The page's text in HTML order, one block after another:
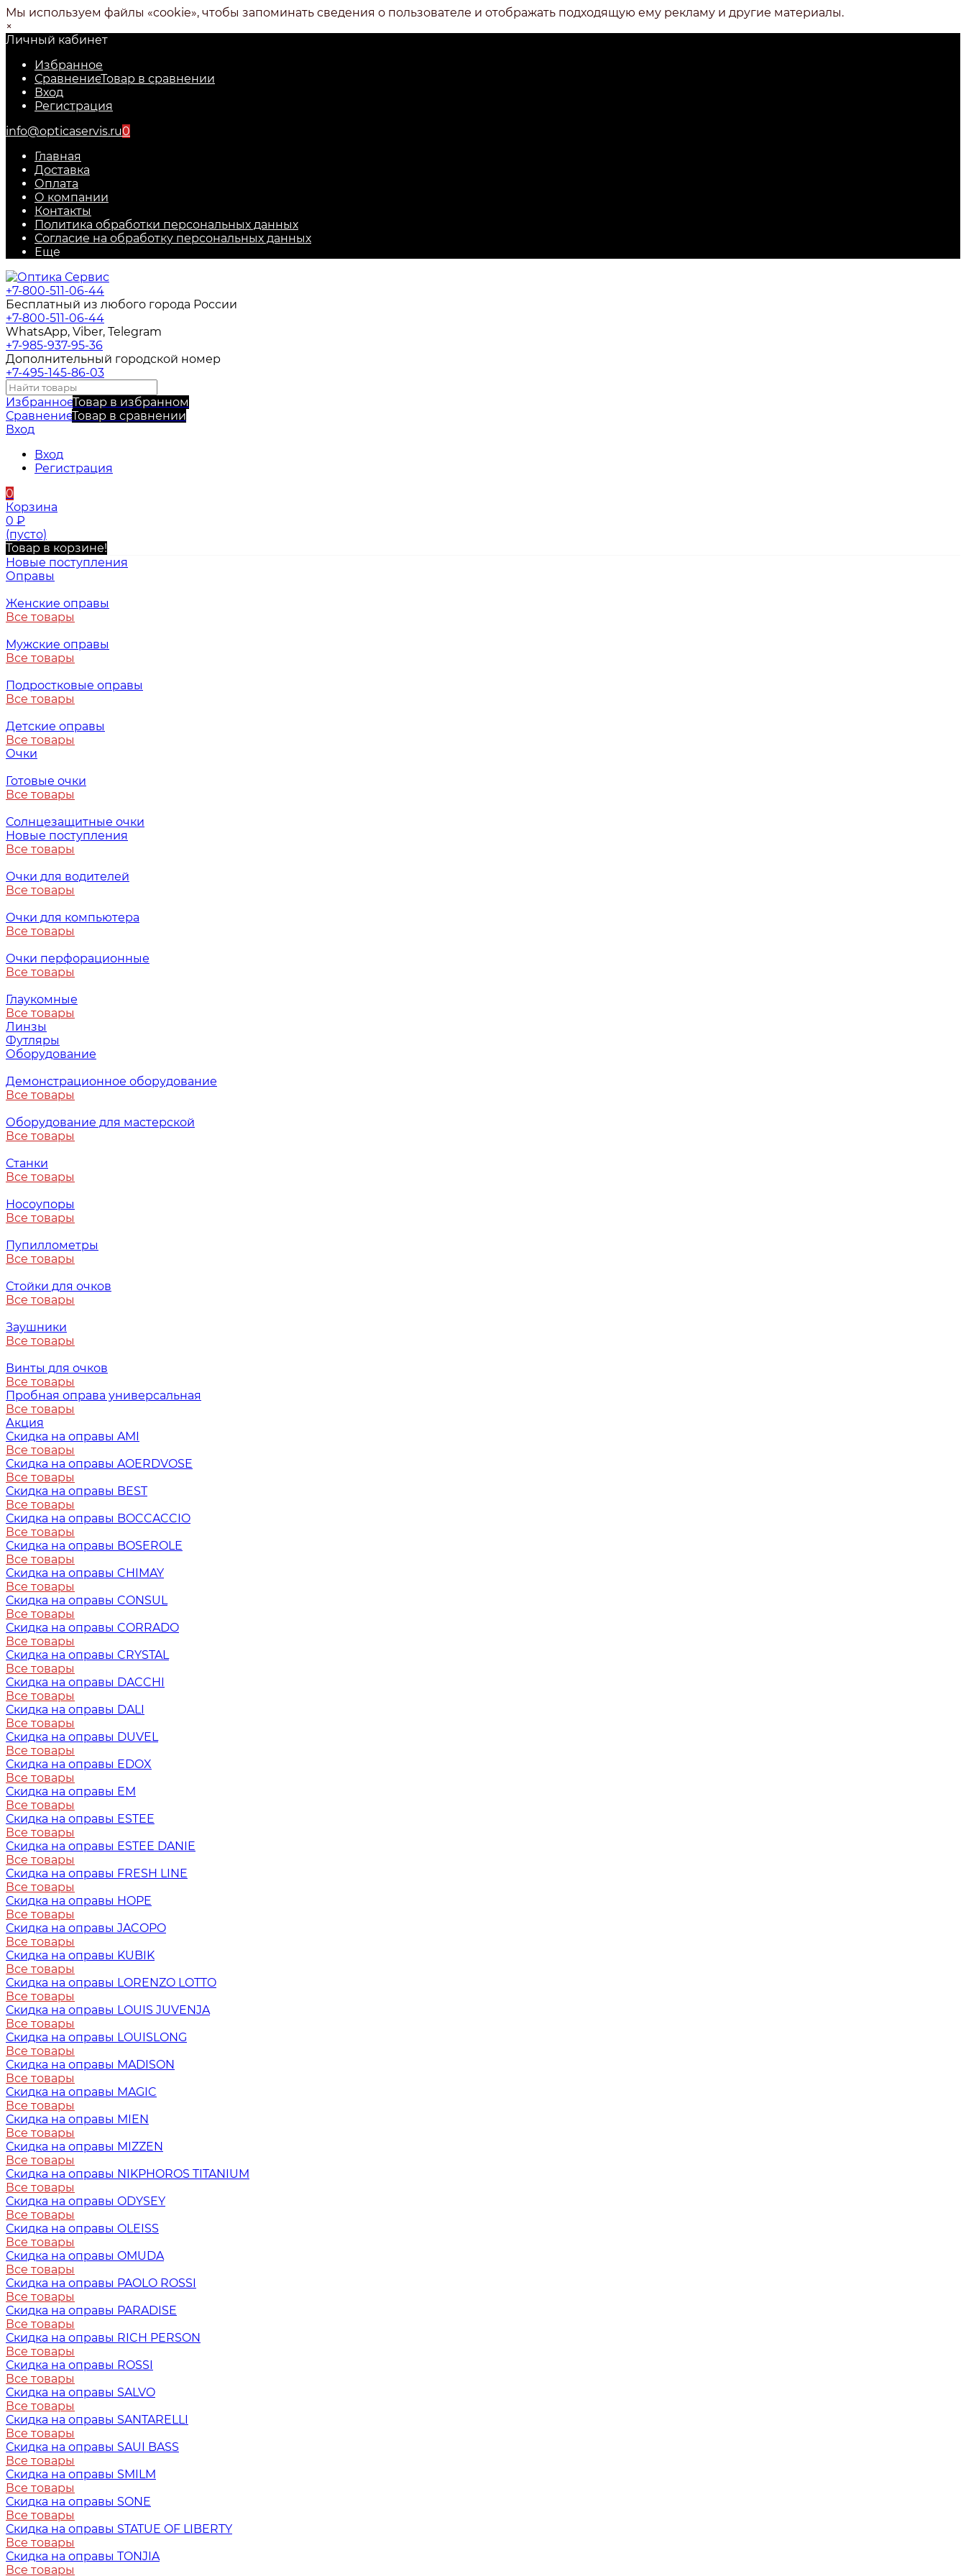
Мы используем файлы «cookie», чтобы запоминать сведения о пользователе и отображать подходящую ему рекламу и другие материалы.
×
Личный кабинет
Избранное
СравнениеТовар в сравнении
Вход
Регистрация
info@opticaservis.ru0
Главная
Доставка
Оплата
О компании
Контакты
Политика обработки персональных данных
Согласие на обработку персональных данных
Еще
+7-800-511-06-44
Бесплатный из любого города России
+7-800-511-06-44
WhatsApp, Viber, Telegram
+7-985-937-95-36
Дополнительный городской номер
+7-495-145-86-03
ИзбранноеТовар в избранном
СравнениеТовар в сравнении
Вход
Вход
Регистрация
0
Корзина
0 ₽
(пусто)
Товар в корзине!
Новые поступления
Оправы
Женские оправы
Все товары
Мужские оправы
Все товары
Подростковые оправы
Все товары
Детские оправы
Все товары
Очки
Готовые очки
Все товары
Солнцезащитные очки
Новые поступления
Все товары
Очки для водителей
Все товары
Очки для компьютера
Все товары
Очки перфорационные
Все товары
Глаукомные
Все товары
Линзы
Футляры
Оборудование
Демонстрационное оборудование
Все товары
Оборудование для мастерской
Все товары
Станки
Все товары
Носоупоры
Все товары
Пупиллометры
Все товары
Стойки для очков
Все товары
Заушники
Все товары
Винты для очков
Все товары
Пробная оправа универсальная
Все товары
Акция
Скидка на оправы AMI
Все товары
Скидка на оправы AOERDVOSE
Все товары
Скидка на оправы BEST
Все товары
Скидка на оправы BOCCACCIO
Все товары
Скидка на оправы BOSEROLE
Все товары
Скидка на оправы CHIMAY
Все товары
Скидка на оправы CONSUL
Все товары
Скидка на оправы CORRADO
Все товары
Скидка на оправы CRYSTAL
Все товары
Скидка на оправы DACCHI
Все товары
Скидка на оправы DALI
Все товары
Скидка на оправы DUVEL
Все товары
Скидка на оправы EDOX
Все товары
Скидка на оправы EM
Все товары
Скидка на оправы ESTEE
Все товары
Скидка на оправы ESTEE DANIE
Все товары
Скидка на оправы FRESH LINE
Все товары
Скидка на оправы HOPE
Все товары
Скидка на оправы JACOPO
Все товары
Скидка на оправы KUBIK
Все товары
Скидка на оправы LORENZO LOTTO
Все товары
Скидка на оправы LOUIS JUVENJA
Все товары
Скидка на оправы LOUISLONG
Все товары
Скидка на оправы MADISON
Все товары
Скидка на оправы MAGIC
Все товары
Скидка на оправы MIEN
Все товары
Скидка на оправы MIZZEN
Все товары
Скидка на оправы NIKPHOROS TITANIUM
Все товары
Скидка на оправы ODYSEY
Все товары
Скидка на оправы OLEISS
Все товары
Скидка на оправы OMUDA
Все товары
Скидка на оправы PAOLO ROSSI
Все товары
Скидка на оправы PARADISE
Все товары
Скидка на оправы RICH PERSON
Все товары
Скидка на оправы ROSSI
Все товары
Скидка на оправы SALVO
Все товары
Скидка на оправы SANTARELLI
Все товары
Скидка на оправы SAUI BASS
Все товары
Скидка на оправы SMILM
Все товары
Скидка на оправы SONE
Все товары
Скидка на оправы STATUE OF LIBERTY
Все товары
Скидка на оправы TONJIA
Все товары